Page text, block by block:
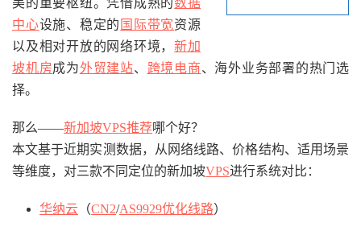
中心设施、稳定的 国际带宽资源
以及相对开放的网络环境，新加
坡机房成为外贸建站、 跨境电商、海外业务部署的热门选
择。
那么——新加坡VPS推荐哪个好？
本文基于近期实测数据，从网络线路、价格结构、适用场景
等维度，对三款不同定位的新加坡VPS进行系统对比：
华纳云 （CN2/AS9929优化线路）